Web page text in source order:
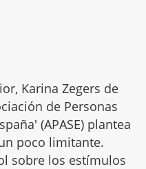
Karina Zegers de
de Personas
(APASE) plantea
poco limitante.
sobre los estímulos